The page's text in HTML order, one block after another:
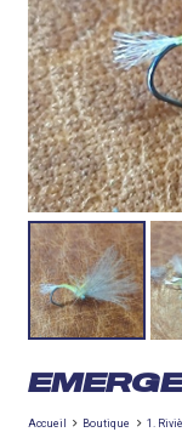
Accueil Boutique 1.